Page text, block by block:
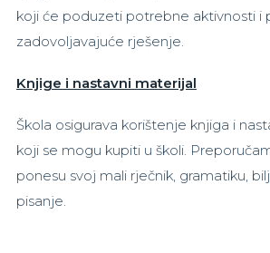
koji će poduzeti potrebne aktivnosti i
zadovoljavajuće rješenje.
Knjige i nastavni materijal
Škola osigurava korištenje knjiga i
koji se mogu kupiti u školi.
ponesu svoj mali rječnik, gramatiku,
pisanje.